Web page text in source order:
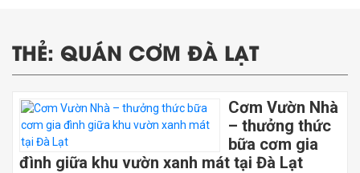
THẺ: QUÁN CƠM ĐÀ LẠT
Cơm Vườn Nhà
– thưởng thức
bữa cơm gia
đình giữa khu vườn xanh mát tại Đà Lạt